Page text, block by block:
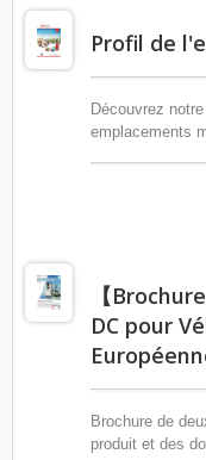
Profil de
Découvrez
emplacements
【
DC pour
Brochure de
produit et des